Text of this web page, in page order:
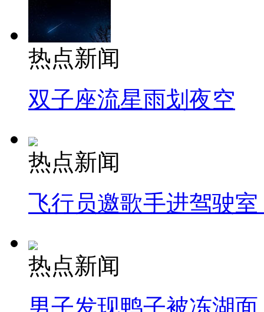
热点新闻
双子座流星雨划夜空
热点新闻
飞行员邀歌手进驾驶
热点新闻
男子发现鸭子被冻湖